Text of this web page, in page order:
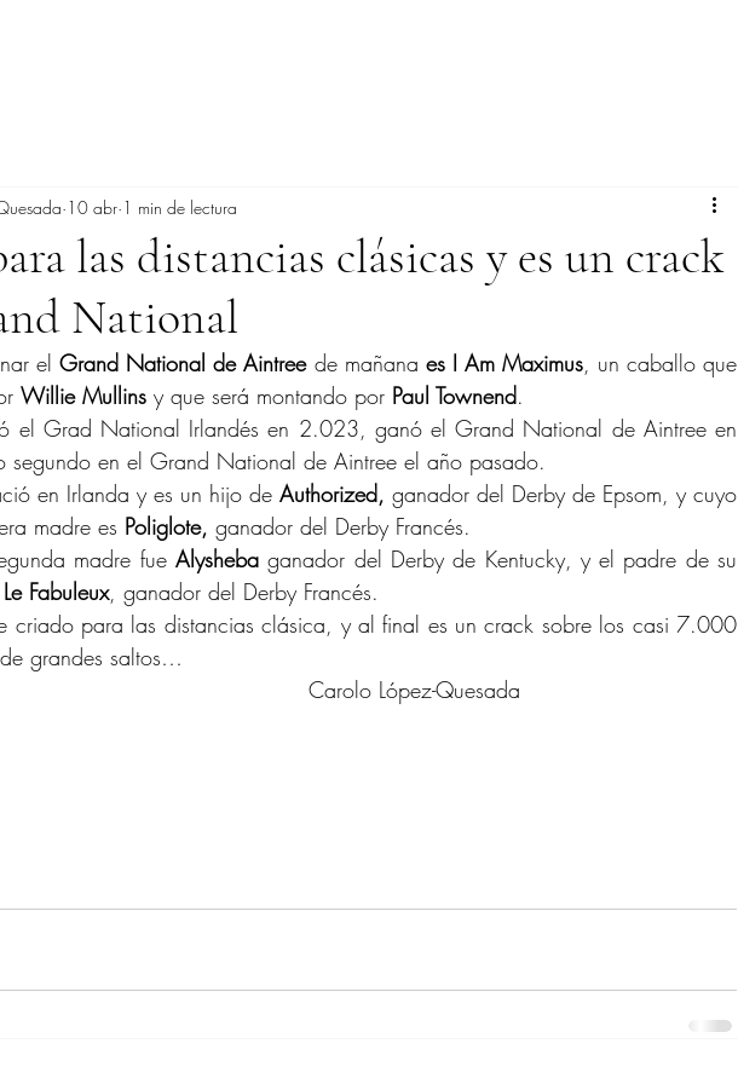
las distancias clásicas y es un crack
National
10 abr 1 min de lectura
el Grand National de Aintree de mañana es I Am Maximus, un caballo que
Willie Mullins y que será montando por Paul Townend.
el Grad National Irlandés en 2.023, ganó el Grand National de Aintree en
segundo en el Grand National de Aintree el año pasado.
en Irlanda y es un hijo de Authorized, ganador del Derby de Epsom, y cuyo
madre es Poliglote, ganador del Derby Francés.
madre fue Alysheba ganador del Derby de Kentucky, y el padre de su
Le Fabuleux, ganador del Derby Francés.
criado para las distancias clásica, y al final es un crack sobre los casi 7.000
grandes saltos…
Carolo López-Quesada